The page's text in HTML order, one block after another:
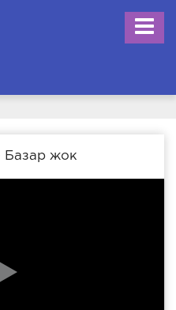
Базар жок